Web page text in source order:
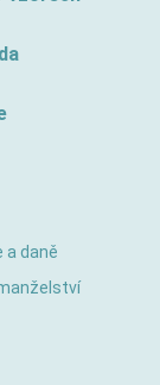
a daně